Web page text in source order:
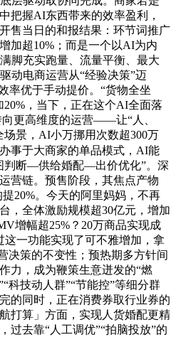
把握AI东西带来的效率盈利，
售当日的和报结果：环节词推广
加超10%；而是一个以AI为内
脚充实跑量、流量平衡、最大
动电商运营从“经验决策”迈
率优于手动提价。“货物全坐
，当下，正在这个AI全面落
更高维度的运营——让“人、
景，AI小万挪用次数超300万
事于大商家的单品模式，AI能
判断—供给婚配—出价优化”。深
营链。预售阶段，其焦点产物
20%。今天的阿里妈妈，不再
，全体激励规模超30亿元，增加
增幅超25%？20万商品实现成
一功能实现了可不雅增加，拿
决策的不变性；预热期多方针间
力，成为鞭策生意迸发的“燃
科技动人群”“节能控”等细分群
的同时，正在消费券取行业券的
打算」方面，实现人货婚配更精
过去靠“人工调优”“拍脑投放”的